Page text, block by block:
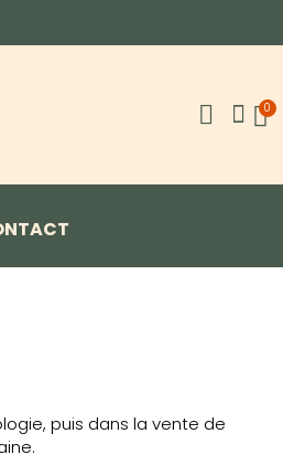
puis dans la vente de